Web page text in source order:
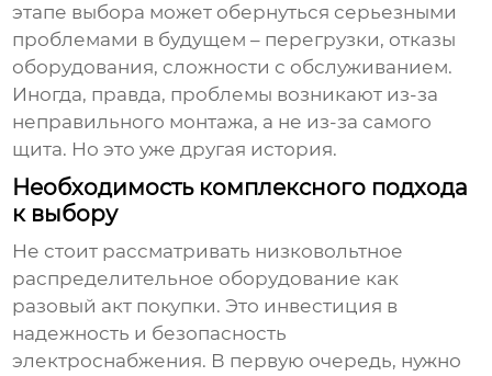
этапе выбора может обернуться серьезными
проблемами в будущем – перегрузки, отказы
оборудования, сложности с обслуживанием.
Иногда, правда, проблемы возникают из-за
неправильного монтажа, а не из-за самого
щита. Но это уже другая история.
Необходимость комплексного подхода
к выбору
Не стоит рассматривать низковольтное
распределительное оборудование как
разовый акт покупки. Это инвестиция в
надежность и безопасность
электроснабжения. В первую очередь, нужно